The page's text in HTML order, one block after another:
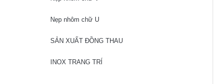
Nẹp nhôm chữ U
SẢN XUẤT ĐỒNG THAU
INOX TRANG TRÍ